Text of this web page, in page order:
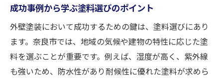
成功事例から学ぶ塗料選びのポイント
外壁塗装において成功するための鍵は、塗料選びにあり
ます。奈良市では、地域の気候や建物の特性に応じた塗
料を選ぶことが重要です。例えば、湿度が高く、紫外線
も強いため、防水性があり耐候性に優れた塗料が求めら